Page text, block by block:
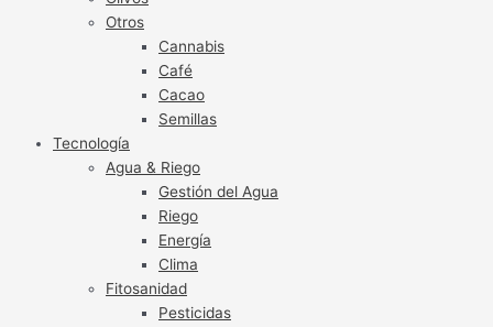
Otros
Cannabis
Café
Cacao
Semillas
Tecnología
Agua & Riego
Gestión del Agua
Riego
Energía
Clima
Fitosanidad
Pesticidas